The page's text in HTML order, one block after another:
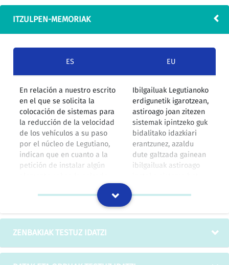
ITZULPEN-MEMORIAK
ES EU
En relación a nuestro escrito
en el que se solicita la
colocación de sistemas para
la reducción de la velocidad
de los vehículos a su paso
por el núcleo de Legutiano,
indican que en cuanto a la
petición de instalar algún
para aminorar la velocidad es
mayor el perjuicio que el
Ibilgailuak Legutianoko
erdigunetik igarotzean,
astiroago joan zitezen
sistemak ipintzeko guk
bidalitako idazkiari
erantzunez, azaldu
dute galtzada gainean
ibilgailuak astiroago
kalte gehiago egiten
IZOko itzulpen-memoria
- Servidumbre permanente
- Igarotzeko behin
ZENBAKIAK TESTUZ IDATZI